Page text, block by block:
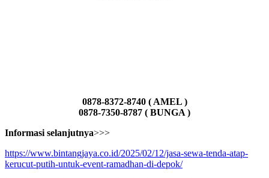
0878-8372-8740 ( AMEL )
0878-7350-8787 ( BUNGA )
Informasi selanjutnya>>>
https://www.bintangjaya.co.id/2025/02/12/jasa-sewa-tenda-atap-
kerucut-putih-untuk-event-ramadhan-di-depok/